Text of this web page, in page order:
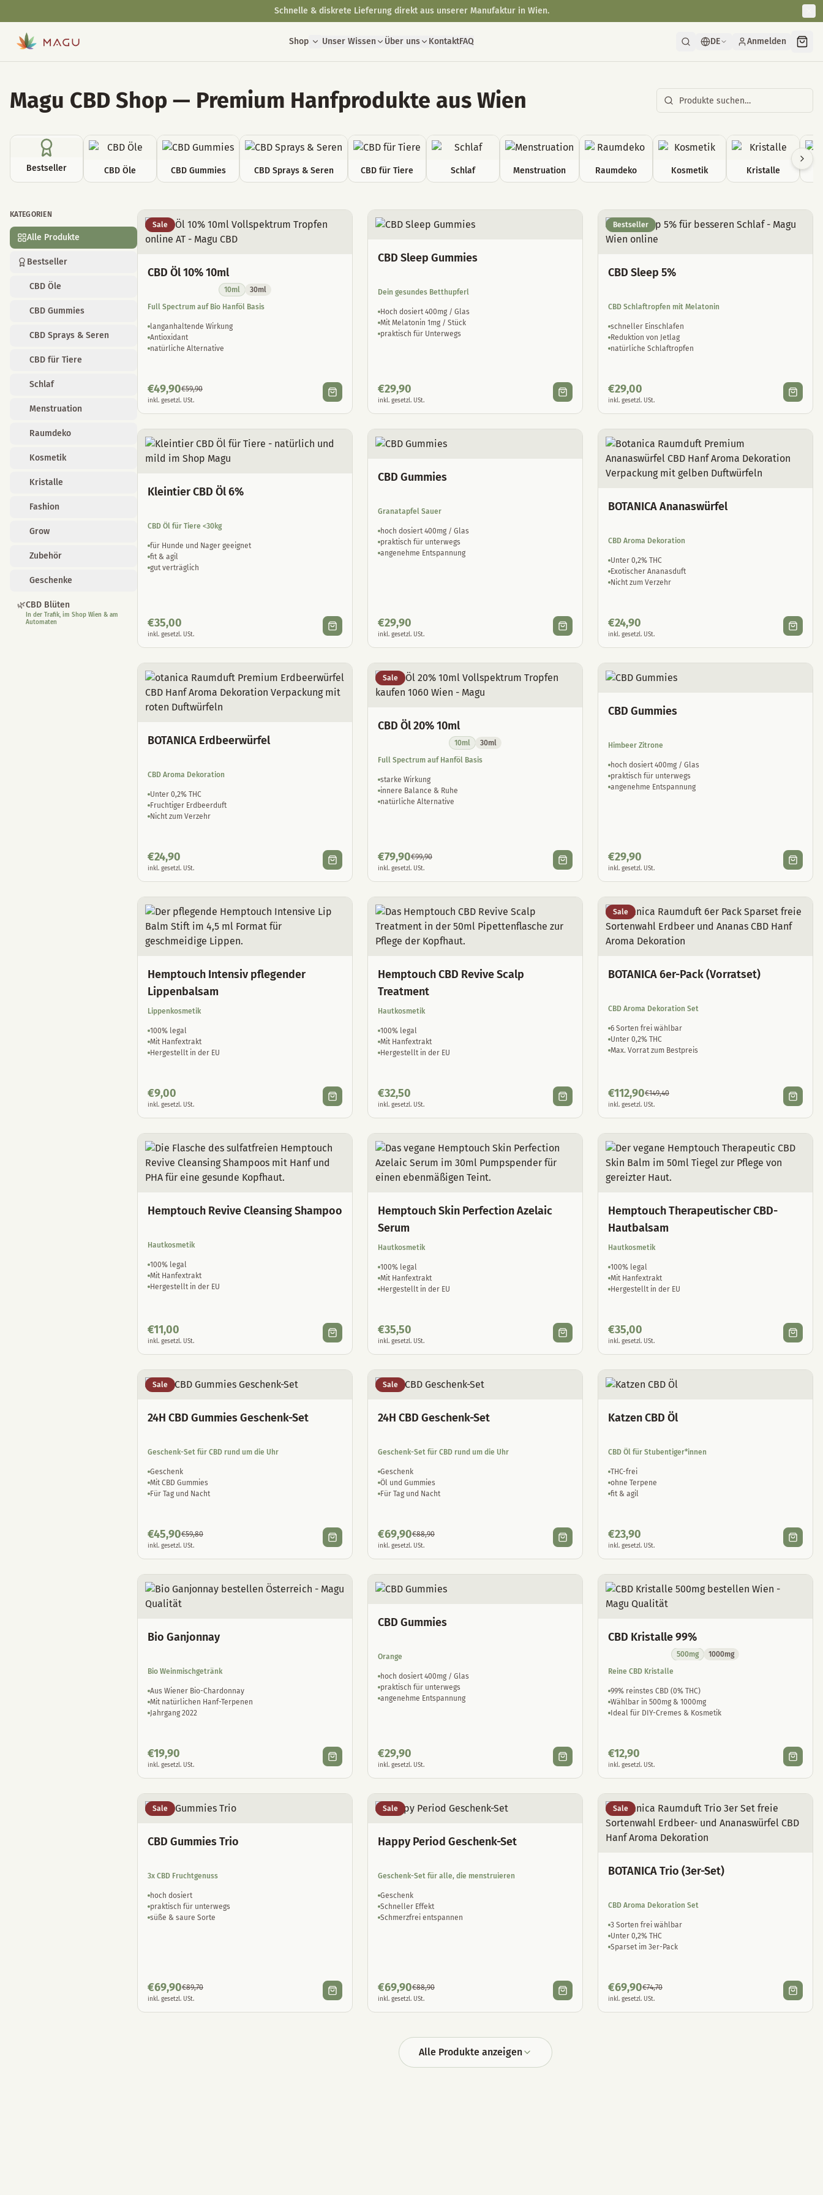
Shop Unser Wissen Über uns KontaktFAQ DE Anmelden
Magu CBD Shop — Premium Hanfprodukte aus Wien
Bestseller CBD Öle CBD Gummies CBD Sprays & Seren CBD für Tiere Schlaf Menstruation Raumdeko Kosmetik Kristalle
KATEGORIEN
Alle Produkte
Bestseller
CBD Öle
CBD Gummies
CBD Sprays & Seren
CBD für Tiere
Schlaf
Menstruation
Raumdeko
Kosmetik
Kristalle
Fashion
Grow
Zubehör
Geschenke
🌿CBD Blüten
In der Trafik, im Shop Wien & am
Automaten
Alle Produkte
Sale
CBD Öl 10% 10ml
10ml
30ml
Full Spectrum auf Bio Hanföl Basis
langanhaltende Wirkung
Antioxidant
natürliche Alternative
€49,90€59,90
inkl. gesetzl. USt.
CBD Sleep Gummies
Dein gesundes Betthupferl
Hoch dosiert 400mg / Glas
Mit Melatonin 1mg / Stück
praktisch für Unterwegs
€29,90
inkl. gesetzl. USt.
Bestseller
CBD Sleep 5%
CBD Schlaftropfen mit Melatonin
schneller Einschlafen
Reduktion von Jetlag
natürliche Schlaftropfen
€29,00
inkl. gesetzl. USt.
Kleintier CBD Öl 6%
CBD Öl für Tiere <30kg
für Hunde und Nager geeignet
fit & agil
gut verträglich
€35,00
inkl. gesetzl. USt.
CBD Gummies
Granatapfel Sauer
hoch dosiert 400mg / Glas
praktisch für unterwegs
angenehme Entspannung
€29,90
inkl. gesetzl. USt.
BOTANICA Ananaswürfel
CBD Aroma Dekoration
Unter 0,2% THC
Exotischer Ananasduft
Nicht zum Verzehr
€24,90
inkl. gesetzl. USt.
BOTANICA Erdbeerwürfel
CBD Aroma Dekoration
Unter 0,2% THC
Fruchtiger Erdbeerduft
Nicht zum Verzehr
€24,90
inkl. gesetzl. USt.
Sale
CBD Öl 20% 10ml
10ml
30ml
Full Spectrum auf Hanföl Basis
starke Wirkung
innere Balance & Ruhe
natürliche Alternative
€79,90€99,90
inkl. gesetzl. USt.
CBD Gummies
Himbeer Zitrone
hoch dosiert 400mg / Glas
praktisch für unterwegs
angenehme Entspannung
€29,90
inkl. gesetzl. USt.
Hemptouch Intensiv pflegender
Lippenbalsam
Lippenkosmetik
100% legal
Mit Hanfextrakt
Hergestellt in der EU
€9,00
inkl. gesetzl. USt.
Hemptouch CBD Revive Scalp
Treatment
Hautkosmetik
100% legal
Mit Hanfextrakt
Hergestellt in der EU
€32,50
inkl. gesetzl. USt.
Sale
BOTANICA 6er-Pack (Vorratset)
CBD Aroma Dekoration Set
6 Sorten frei wählbar
Unter 0,2% THC
Max. Vorrat zum Bestpreis
€112,90€149,40
inkl. gesetzl. USt.
Hemptouch Revive Cleansing Shampoo
Hautkosmetik
100% legal
Mit Hanfextrakt
Hergestellt in der EU
€11,00
inkl. gesetzl. USt.
Hemptouch Skin Perfection Azelaic
Serum
Hautkosmetik
100% legal
Mit Hanfextrakt
Hergestellt in der EU
€35,50
inkl. gesetzl. USt.
Hemptouch Therapeutischer CBD-
Hautbalsam
Hautkosmetik
100% legal
Mit Hanfextrakt
Hergestellt in der EU
€35,00
inkl. gesetzl. USt.
Sale
24H CBD Gummies Geschenk-Set
Geschenk-Set für CBD rund um die Uhr
Geschenk
Mit CBD Gummies
Für Tag und Nacht
€45,90€59,80
inkl. gesetzl. USt.
Sale
24H CBD Geschenk-Set
Geschenk-Set für CBD rund um die Uhr
Geschenk
Öl und Gummies
Für Tag und Nacht
€69,90€88,90
inkl. gesetzl. USt.
Katzen CBD Öl
CBD Öl für Stubentiger*innen
THC-frei
ohne Terpene
fit & agil
€23,90
inkl. gesetzl. USt.
Bio Ganjonnay
Bio Weinmischgetränk
Aus Wiener Bio-Chardonnay
Mit natürlichen Hanf-Terpenen
Jahrgang 2022
€19,90
inkl. gesetzl. USt.
CBD Gummies
Orange
hoch dosiert 400mg / Glas
praktisch für unterwegs
angenehme Entspannung
€29,90
inkl. gesetzl. USt.
CBD Kristalle 99%
500mg
1000mg
Reine CBD Kristalle
99% reinstes CBD (0% THC)
Wählbar in 500mg & 1000mg
Ideal für DIY-Cremes & Kosmetik
€12,90
inkl. gesetzl. USt.
Sale
CBD Gummies Trio
3x CBD Fruchtgenuss
hoch dosiert
praktisch für unterwegs
süße & saure Sorte
€69,90€89,70
inkl. gesetzl. USt.
Sale
Happy Period Geschenk-Set
Geschenk-Set für alle, die menstruieren
Geschenk
Schneller Effekt
Schmerzfrei entspannen
€69,90€88,90
inkl. gesetzl. USt.
Sale
BOTANICA Trio (3er-Set)
CBD Aroma Dekoration Set
3 Sorten frei wählbar
Unter 0,2% THC
Sparset im 3er-Pack
€69,90€74,70
inkl. gesetzl. USt.
Alle Produkte anzeigen
Schnelle & diskrete Lieferung direkt aus unserer Manufaktur in Wien.